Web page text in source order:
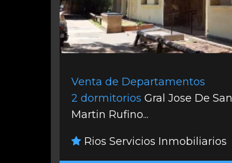
Venta de Departamentos
2 dormitorios Gral Jose De San
Martin Rufino...
Rios Servicios Inmobiliarios